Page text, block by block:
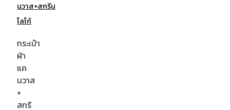
นวาส+สกรีน
โลโก้
กระเป๋า
ผ้า
แค
นวาส
+
สกรี